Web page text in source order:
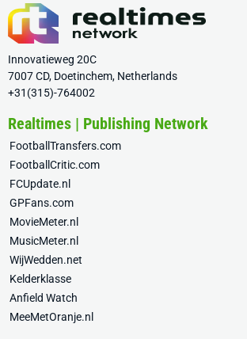
Innovatieweg 20C
7007 CD, Doetinchem, Netherlands
+31(315)-764002
Realtimes | Publishing Network
FootballTransfers.com
FootballCritic.com
FCUpdate.nl
GPFans.com
MovieMeter.nl
MusicMeter.nl
WijWedden.net
Kelderklasse
Anfield Watch
MeeMetOranje.nl